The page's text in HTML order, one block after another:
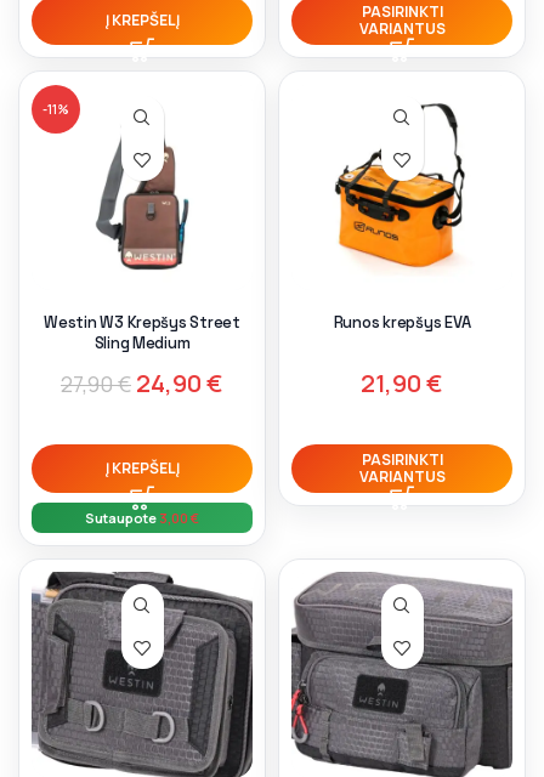
Į KREPŠELĮ
PASIRINKTI
VARIANTUS
-11%
Westin W3 Krepšys Street
Sling Medium
27,90€ 24,90€
Į KREPŠELĮ
Sutaupote 3,00 €
Runos krepšys EVA
21,90€
PASIRINKTI
VARIANTUS